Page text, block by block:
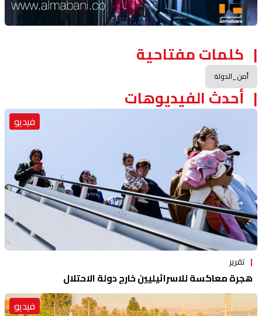
كلمات مفتاحية
أمن_الدولة
أحدث الفيديوهات
فيديو
تقرير
هجرة معاكسة للاسرائيليين خارج دولة الاحتلال
فيديو